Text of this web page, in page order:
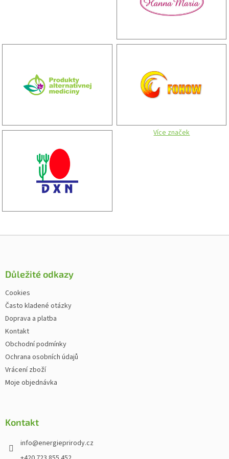
Více značek
Zápatí
Důležité odkazy
Cookies
Často kladené otázky
Doprava a platba
Kontakt
Obchodní podmínky
Ochrana osobních údajů
Vrácení zboží
Moje objednávka
Kontakt
info@energieprirody.cz